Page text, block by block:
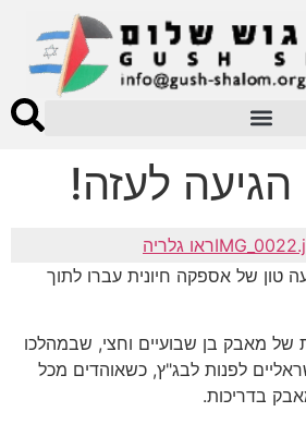
לעזה!
ראו גלריה
טון של אספקה חיונית עברו לתוך
של מאבק בן שבועיים וחצי, שבמהלכו
לפנות לבג"ץ, כשאוהדים מכל
בדריכות.